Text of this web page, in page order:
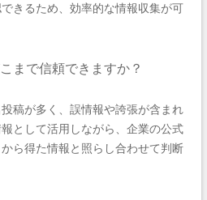
きるため、効率的な情報収集が可
まで信頼できますか？
稿が多く、誤情報や誇張が含まれ
として活用しながら、企業の公式
ら得た情報と照らし合わせて判断